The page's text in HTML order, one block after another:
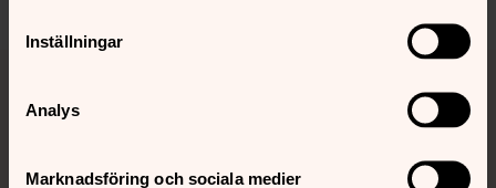
Inställningar
Analys
Marknadsföring och sociala medier
Tillbaka till toppen
Tillbaka till innehållet
Kontakt